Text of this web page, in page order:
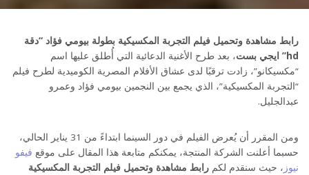
رابط مشاهدة وتحميل فيلم التجربة المكسيكية بطولة بيومي فؤاد “دقة
hd” ايجي بست
، بعد طرح الأغنية الدعائية التي أُطلق عليها اسم
“مكسيكانو”، زادت ترقبًا لدى عشاق الأفلام المصرية الكوميدية لطرح فيلم
“التجربة المكسيكية”، الذي يجمع بين النجمين بيومي فؤاد وعمرو
عبدالجليل.
ومن المقرر أن يُعرض الفيلم في دور السينما ابتداءً من 31 يناير الحالي،
حسبما أعلنت الشركة المنتجة، يمكنكم متابعة هذا المقال على موقع فيفو
نيوز ، حيث سنقدم لكم رابط مشاهدة وتحميل فيلم التجربة المكسيكية